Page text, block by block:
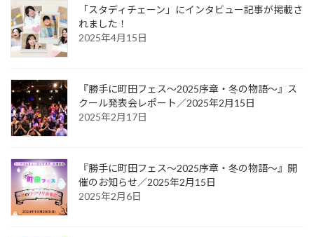
「スタディチェーン」にインタビュー記事が掲載さ
れました！
2025年4月15日
『勝手に町田フェス〜2025序章・冬の物語〜』ス
クール発表会レポート／2025年2月15日
2025年2月17日
『勝手に町田フェス〜2025序章・冬の物語〜』開
催のお知らせ／2025年2月15日
2025年2月6日